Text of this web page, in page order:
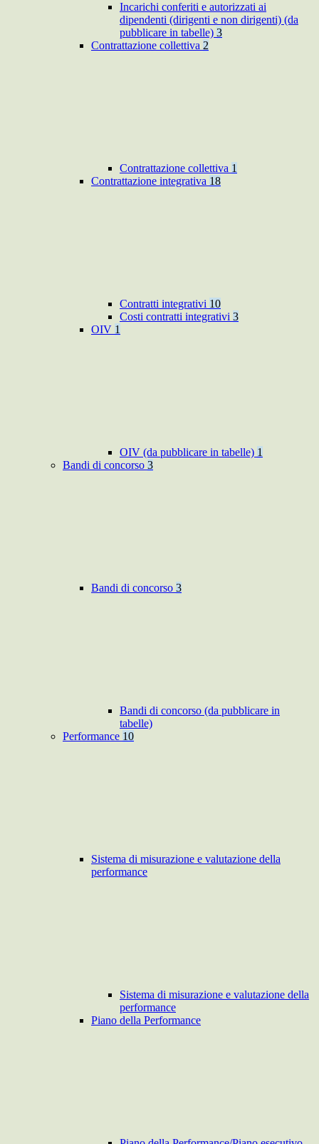
Incarichi conferiti e autorizzati ai
dipendenti (dirigenti e non dirigenti) (da
pubblicare in tabelle) 3
Contrattazione collettiva 2
Contrattazione collettiva 1
Contrattazione integrativa 18
Contratti integrativi 10
Costi contratti integrativi 3
OIV 1
OIV (da pubblicare in tabelle) 1
Bandi di concorso 3
Bandi di concorso 3
Bandi di concorso (da pubblicare in
tabelle)
Performance 10
Sistema di misurazione e valutazione della
performance
Sistema di misurazione e valutazione della
performance
Piano della Performance